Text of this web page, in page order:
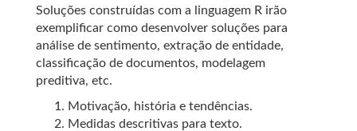
Soluções construídas com a linguagem R irão
exemplificar como desenvolver soluções para
análise de sentimento, extração de entidade,
classificação de documentos, modelagem
preditiva, etc.
Motivação, história e tendências.
Medidas descritivas para texto.